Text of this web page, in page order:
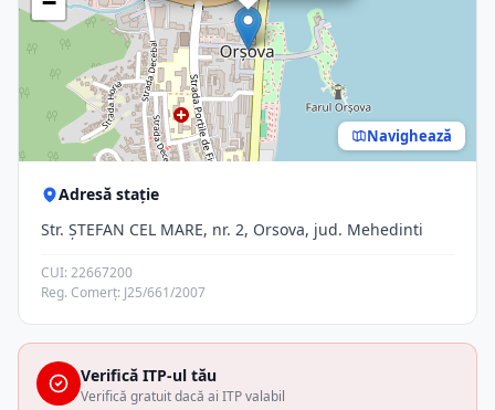
Navighează
Adresă stație
Str. ŞTEFAN CEL MARE, nr. 2, Orsova, jud. Mehedinti
CUI: 22667200
Reg. Comerț: J25/661/2007
Verifică ITP-ul tău
Verifică gratuit dacă ai ITP valabil